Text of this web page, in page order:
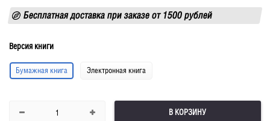
Бесплатная доставка при заказе от 1500 рублей
Версия книги
Бумажная книга Электронная книга
В КОРЗИНУ